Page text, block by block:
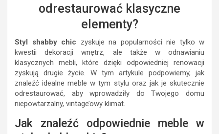
odrestaurować klasyczne
elementy?
Styl shabby chic zyskuje na popularności nie tylko w
kwestii dekoracji wnętrz, ale także w odnawianiu
klasycznych mebli, które dzięki odpowiedniej renowacji
zyskują drugie życie. W tym artykule podpowiemy, jak
znaleźć idealne meble w tym stylu oraz jak je skutecznie
odrestaurować, aby wprowadziły do Twojego domu
niepowtarzalny, vintage’owy klimat.
Jak znaleźć odpowiednie meble w